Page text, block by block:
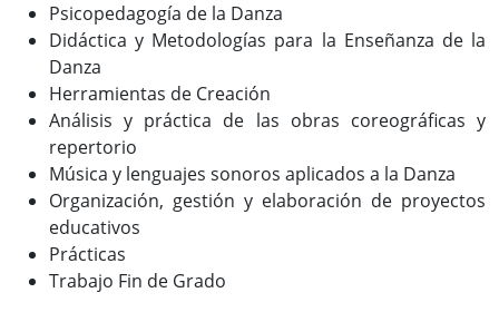
Psicopedagogía de la Danza
Didáctica y Metodologías para la Enseñanza de la
Danza
Herramientas de Creación
Análisis y práctica de las obras coreográficas y
repertorio
Música y lenguajes sonoros aplicados a la Danza
Organización, gestión y elaboración de proyectos
educativos
Prácticas
Trabajo Fin de Grado